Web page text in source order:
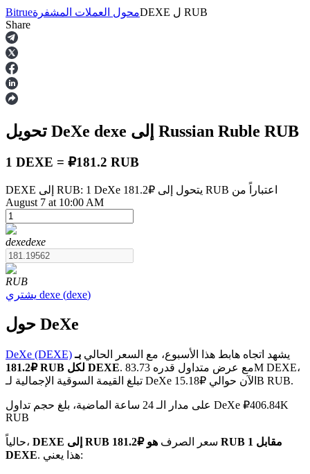
العقود الآجلة
العقود الآجلة لـ COIN-M
العقود الآجلة للعملات المشفرة
TradFi
Bitrueمحول العملات المشفرةDEXE ل RUB
Share
تحويل DeXe dexe إلى Russian Ruble RUB
1 DEXE = ₽181.2 RUB
DEXE إلى RUB: 1 DeXe يتحول إلى ₽181.2 RUB اعتباراً من
August 7 at 10:00 AM
dexedexe
RUB
يشتري dexe (dexe)
حول DeXe
DeXe (DEXE) يشهد اتجاه هابط هذا الأسبوع، مع السعر الحالي بـ
₽181.2 RUB لكل DEXE. مع عرض متداول قدره 83.73M DEXE،
تبلغ القيمة السوقية الإجمالية لـ DeXe الآن حوالي ₽15.18B RUB.
على مدار الـ 24 ساعة الماضية، بلغ حجم تداول DeXe ₽406.84K
RUB
حالياً، DEXE إلى RUB سعر الصرف
هو ₽181.2 RUB مقابل 1
DEXE
. هذا يعني: